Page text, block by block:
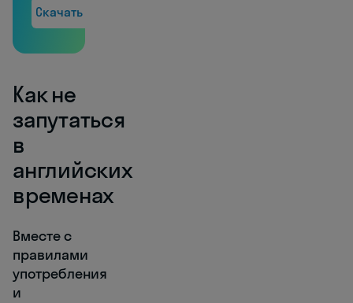
Скачать бесплатно
Как не
запутаться
в
английских
временах
Bместе с
правилами
употребления
и